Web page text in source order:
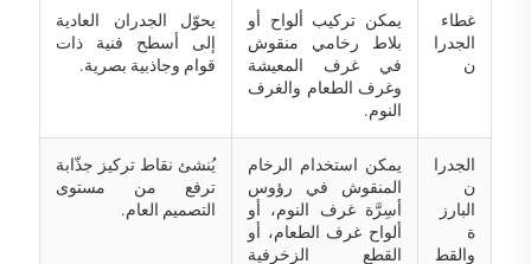
غطاء
الجدرا
ن
يمكن تركيب ألواح أو
بلاط رخامي منقوش
في غرف المعيشة
وغرف الطعام والغرف
النوم.
يحوّل الجدران العادية
إلى أسطح فنية ذات
قوام وجاذبية بصرية.
الجدرا
ن
البارز
ة
والقط
يمكن استخدام الرخام
المنقوش في رؤوس
أسِرَّة غرف النوم، أو
ألواح غرف الطعام، أو
القطع الزخرفية
يُنشئ نقاط تركيز جذّابة
ترفع من مستوى
التصميم العام.